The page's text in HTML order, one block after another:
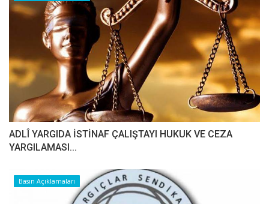
ADLÎ YARGIDA İSTİNAF ÇALIŞTAYI HUKUK VE CEZA
YARGILAMASI...
Basın Açıklamaları